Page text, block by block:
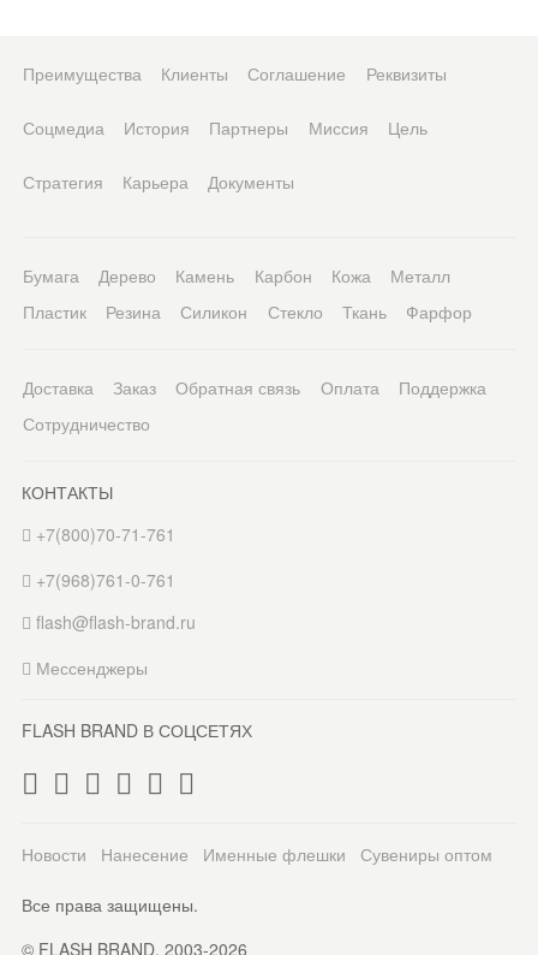
Преимущества Клиенты Соглашение Реквизиты
Соцмедиа История Партнеры Миссия Цель
Стратегия Карьера Документы
Бумага Дерево Камень Карбон Кожа
Металл
Пластик
Резина Силикон Стекло Ткань Фарфор
Доставка Заказ Обратная связь Оплата
Поддержка
Сотрудничество
КОНТАКТЫ
+7(800)70-71-761
+7(968)761-0-761
flash@flash-brand.ru
Мессенджеры
FLASH BRAND В СОЦСЕТЯХ
Новости Нанесение Именные флешки Сувениры оптом
Все права защищены.
© FLASH BRAND. 2003-2026